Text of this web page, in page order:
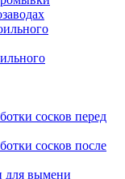
сосков перед
сосков после
для вымени